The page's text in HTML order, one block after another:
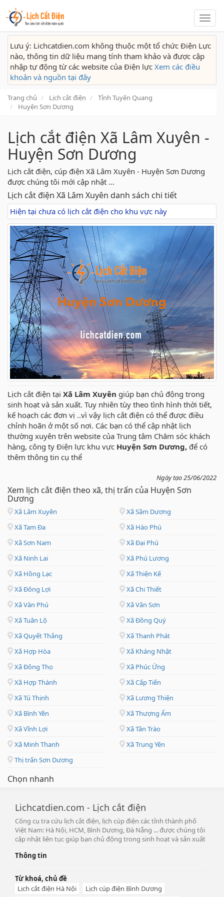
Lịch
cắt
Lưu ý: Lichcatdien.com không thuộc một tổ chức Điện Lực
nào, thông tin dữ liệu mang tính tham khảo và được cập
nhập tự động từ các website của Điện lực Xem các điều
khoản và nguồn tại đây
Trang chủ Lịch cắt điện
Tỉnh Tuyên Quang
Huyện Sơn Dương
Lịch cắt điện Xã Lâm Xuyên -
Huyện Sơn Dương
Lịch cắt điện, cúp điện Xã Lâm Xuyên - Huyện Sơn Dương
được chúng tôi mới cập nhật ...
Lịch cắt điện Xã Lâm Xuyên danh sách chi tiết
Hiện tại chưa có lịch cắt điện cho khu vực này
Lịch cắt điện tại Xã Lâm Xuyên giúp bạn chủ động trong
sinh hoạt và sản xuất. Tuy nhiên tùy theo tình hình thời tiết,
kế hoạch các đơn vị ..vì vậy lịch cắt điện có thể được điều
chỉnh hoãn ở một số nơi. Các bạn có thể cập nhật lịch
thường xuyên trên website của Trung tâm Chăm sóc khách
hàng, công ty Điện lực khu vực Huyện Sơn Dương, để có
thêm thông tin cụ thể
Ngày tạo 25/06/2022
Xem lịch cắt điện theo xã, thị trấn của Huyện Sơn
Dương
Xã Lâm Xuyên
Xã Sầm Dương
Xã Tam Đa
Xã Hào Phú
Xã Sơn Nam
Xã Đại Phú
Xã Ninh Lai
Xã Phú Lương
Xã Hồng Lạc
Xã Thiện Kế
Xã Đông Lợi
Xã Chi Thiết
Xã Văn Phú
Xã Vân Sơn
Xã Tuân Lộ
Xã Đồng Quý
Xã Quyết Thắng
Xã Thanh Phát
Xã Hợp Hòa
Xã Kháng Nhật
Xã Đông Thọ
Xã Phúc Ứng
Xã Hợp Thành
Xã Cấp Tiến
Xã Tú Thịnh
Xã Lương Thiện
Xã Bình Yên
Xã Thượng Ấm
Xã Vĩnh Lợi
Xã Tân Trào
Xã Minh Thanh
Xã Trung Yên
Thị trấn Sơn Dương
Chọn nhanh
Lichcatdien.com - Lịch cắt điện
Công cụ tra cứu lịch cắt điện, lịch cúp điện các tỉnh thành phố
Việt Nam: Hà Nội, HCM, Bình Dương, Đà Nẵng ... được chúng tôi
cập nhật liên tục giúp bạn chủ động trong sinh hoạt và sản xuất
Thông tin
Từ khoá, chủ đề
Lịch cắt điện Hà Nội
Lịch cúp điện Bình Dương